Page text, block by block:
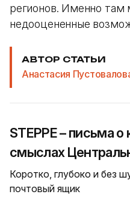
регионов. Именно там
недооцененные
АВТОР СТАТЬИ
Анастасия
STEPPE – письма
смыслах
Коротко, глубоко и без
почтовый ящик